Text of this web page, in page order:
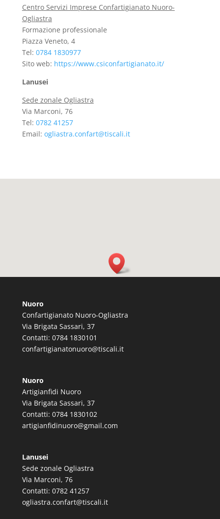
Centro Servizi Imprese Confartigianato Nuoro-
Ogliastra
Formazione professionale
Piazza Veneto, 4
Tel: 0784 1830977
Sito web: https://www.csiconfartigianato.it/
Lanusei
Sede zonale Ogliastra
Via Marconi, 76
Tel: 0782 41257
Email: ogliastra.confart@tiscali.it
Nuoro
Confartigianato Nuoro-Ogliastra
Via Brigata Sassari, 37
Contatti: 0784 1830101
confartigianatonuoro@tiscali.it
Nuoro
Artigianfidi Nuoro
Via Brigata Sassari, 37
Contatti: 0784 1830102
artigianfidinuoro@gmail.com
Lanusei
Sede zonale Ogliastra
Via Marconi, 76
Contatti: 0782 41257
ogliastra.confart@tiscali.it